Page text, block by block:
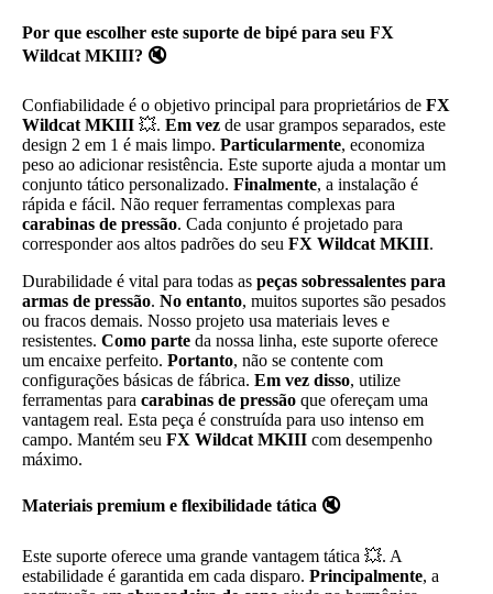
Por que escolher este suporte de bipé para seu FX
Wildcat MKIII? 🔇
Confiabilidade é o objetivo principal para proprietários de FX
Wildcat MKIII 💥. Em vez de usar grampos separados, este
design 2 em 1 é mais limpo. Particularmente, economiza
peso ao adicionar resistência. Este suporte ajuda a montar um
conjunto tático personalizado. Finalmente, a instalação é
rápida e fácil. Não requer ferramentas complexas para
carabinas de pressão. Cada conjunto é projetado para
corresponder aos altos padrões do seu FX Wildcat MKIII.
Durabilidade é vital para todas as peças sobressalentes para
armas de pressão. No entanto, muitos suportes são pesados
ou fracos demais. Nosso projeto usa materiais leves e
resistentes. Como parte da nossa linha, este suporte oferece
um encaixe perfeito. Portanto, não se contente com
configurações básicas de fábrica. Em vez disso, utilize
ferramentas para carabinas de pressão que ofereçam uma
vantagem real. Esta peça é construída para uso intenso em
campo. Mantém seu FX Wildcat MKIII com desempenho
máximo.
Materiais premium e flexibilidade tática 🔇
Este suporte oferece uma grande vantagem tática 💥. A
estabilidade é garantida em cada disparo. Principalmente, a